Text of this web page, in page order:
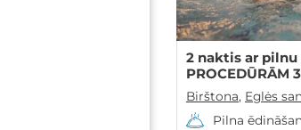
2 naktis ar pilnu
PROCEDŪRĀM
Birštona, Eglės
Pilna